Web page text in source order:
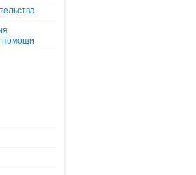
помощи